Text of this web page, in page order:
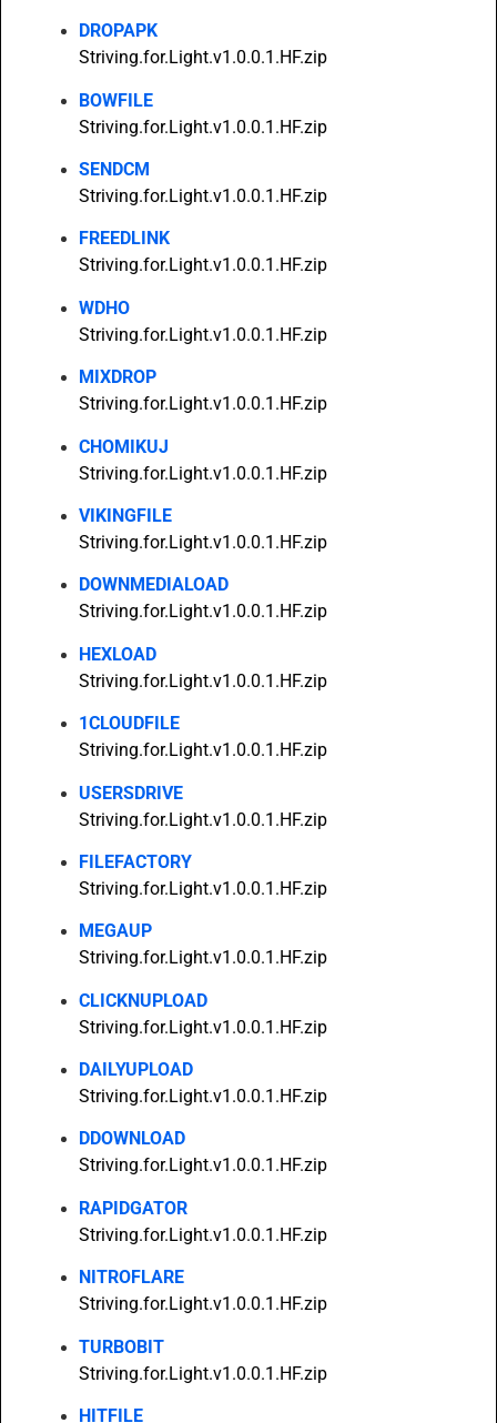
DROPAPK
Striving.for.Light.v1.0.0.1.HF.zip
BOWFILE
Striving.for.Light.v1.0.0.1.HF.zip
SENDCM
Striving.for.Light.v1.0.0.1.HF.zip
FREEDLINK
Striving.for.Light.v1.0.0.1.HF.zip
WDHO
Striving.for.Light.v1.0.0.1.HF.zip
MIXDROP
Striving.for.Light.v1.0.0.1.HF.zip
CHOMIKUJ
Striving.for.Light.v1.0.0.1.HF.zip
VIKINGFILE
Striving.for.Light.v1.0.0.1.HF.zip
DOWNMEDIALOAD
Striving.for.Light.v1.0.0.1.HF.zip
HEXLOAD
Striving.for.Light.v1.0.0.1.HF.zip
1CLOUDFILE
Striving.for.Light.v1.0.0.1.HF.zip
USERSDRIVE
Striving.for.Light.v1.0.0.1.HF.zip
FILEFACTORY
Striving.for.Light.v1.0.0.1.HF.zip
MEGAUP
Striving.for.Light.v1.0.0.1.HF.zip
CLICKNUPLOAD
Striving.for.Light.v1.0.0.1.HF.zip
DAILYUPLOAD
Striving.for.Light.v1.0.0.1.HF.zip
DDOWNLOAD
Striving.for.Light.v1.0.0.1.HF.zip
RAPIDGATOR
Striving.for.Light.v1.0.0.1.HF.zip
NITROFLARE
Striving.for.Light.v1.0.0.1.HF.zip
TURBOBIT
Striving.for.Light.v1.0.0.1.HF.zip
HITFILE